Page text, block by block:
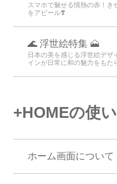
スマホで魅せる情熱の赤！き
をアピール❣️
🌊 浮世絵特集 🗻
日本の美を感じる浮世絵デ
インが日常に和の魅力をもた
+HOMEの使
ホーム画面について